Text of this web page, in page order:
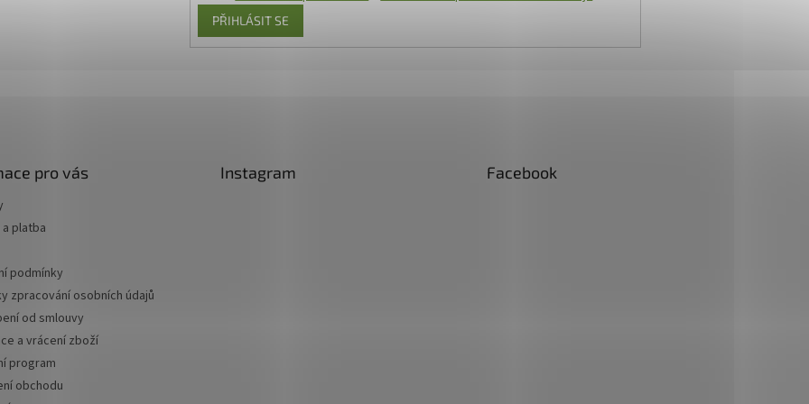
PŘIHLÁSIT SE
pro vás
platba
podmínky
zpracování osobních údajů
od smlouvy
a vrácení zboží
program
obchodu
Instagram Facebook